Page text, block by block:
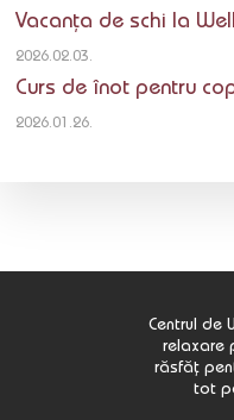
Vacanța de schi la
2026.02.03.
Curs de înot pentru
2026.01.26.
Centrul de
relaxare
răsfăț
tot